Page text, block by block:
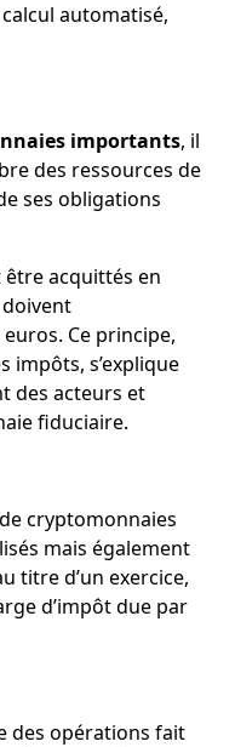
automatisé,
importants, il
des ressources de
ses obligations
être acquittés en
Ce principe,
impôts, s’explique
des acteurs et
fiduciaire.
cryptomonnaies
mais également
titre d’un exercice,
d’impôt due par
des opérations fait